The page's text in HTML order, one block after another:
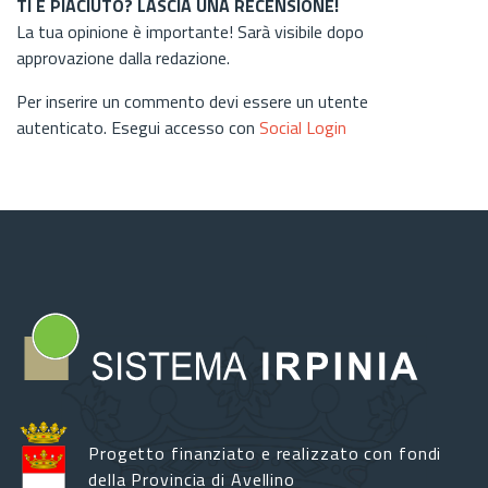
TI È PIACIUTO? LASCIA UNA RECENSIONE!
La tua opinione è importante! Sarà visibile dopo
approvazione dalla redazione.
Per inserire un commento devi essere un utente
autenticato. Esegui accesso con Social Login
Progetto finanziato e realizzato con fondi
della Provincia di Avellino